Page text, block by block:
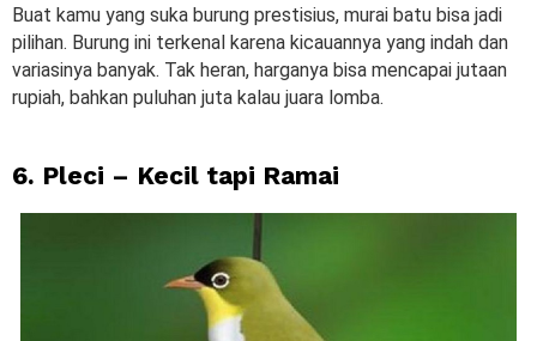
Buat kamu yang suka burung prestisius, murai batu bisa jadi
pilihan. Burung ini terkenal karena kicauannya yang indah dan
variasinya banyak. Tak heran, harganya bisa mencapai jutaan
rupiah, bahkan puluhan juta kalau juara lomba.
6. Pleci – Kecil tapi Ramai